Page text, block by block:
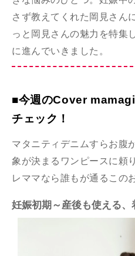
さず教えてくれた岡見さん
っと岡見さんの魅力を特集
に進んでいきました。
■今週のCover
チェック！
マタニティデニムすらお腹
象が決まるワンピースに頼
レママなら誰もが通るこの
妊娠初期～産後も使える、